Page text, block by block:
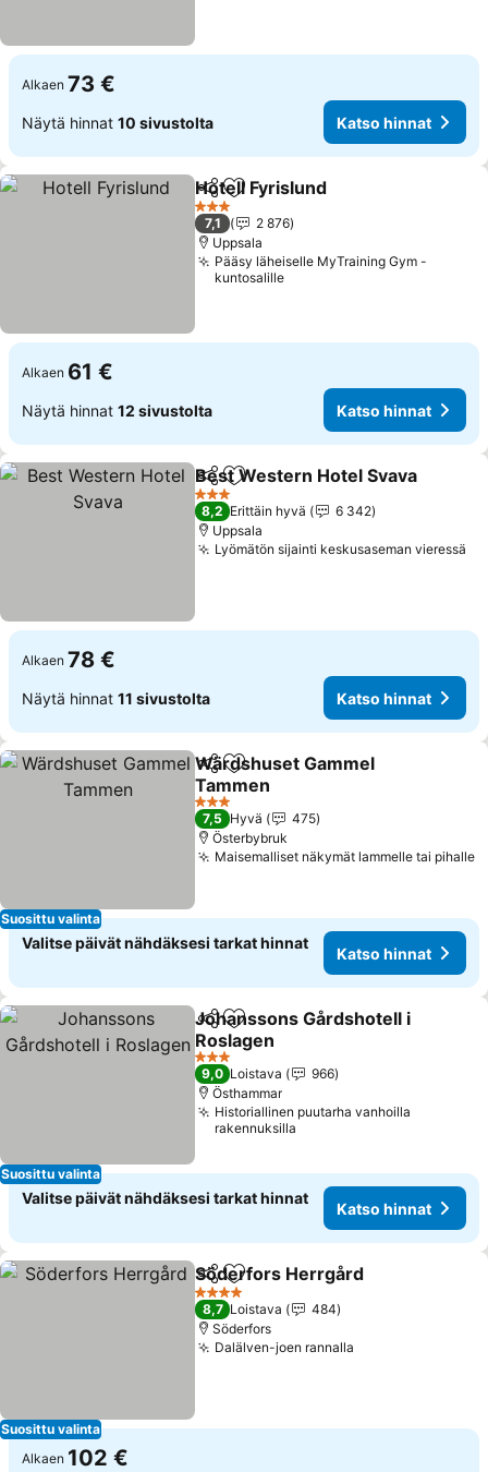
Alkaen 73 €
Näytä hinnat 10 sivustolta Katso hinnat
Jaa Lisää suosikkeihin
Hotell Fyrislund
3 Tähtiluokitus
7,1
2 876
Uppsala
Pääsy läheiselle MyTraining Gym -
kuntosalille
Alkaen 61 €
Näytä hinnat 12 sivustolta Katso hinnat
Jaa Lisää suosikkeihin
Best Western Hotel Svava
3 Tähtiluokitus
8,2 Erittäin hyvä
6 342
Uppsala
Lyömätön sijainti keskusaseman vieressä
Alkaen 78 €
Näytä hinnat 11 sivustolta Katso hinnat
Suosittu valinta
Jaa Lisää suosikkeihin
Wärdshuset Gammel
Tammen
3 Tähtiluokitus
7,5 Hyvä
475
Österbybruk
Maisemalliset näkymät lammelle tai pihalle
Valitse päivät nähdäksesi tarkat hinnat
Katso hinnat
Suosittu valinta
Jaa Lisää suosikkeihin
Johanssons Gårdshotell i
Roslagen
3 Tähtiluokitus
9,0 Loistava
966
Östhammar
Historiallinen puutarha vanhoilla
rakennuksilla
Valitse päivät nähdäksesi tarkat hinnat
Katso hinnat
Suosittu valinta
Jaa Lisää suosikkeihin
Söderfors Herrgård
4 Tähtiluokitus
8,7 Loistava
484
Söderfors
Dalälven-joen rannalla
Alkaen 102 €